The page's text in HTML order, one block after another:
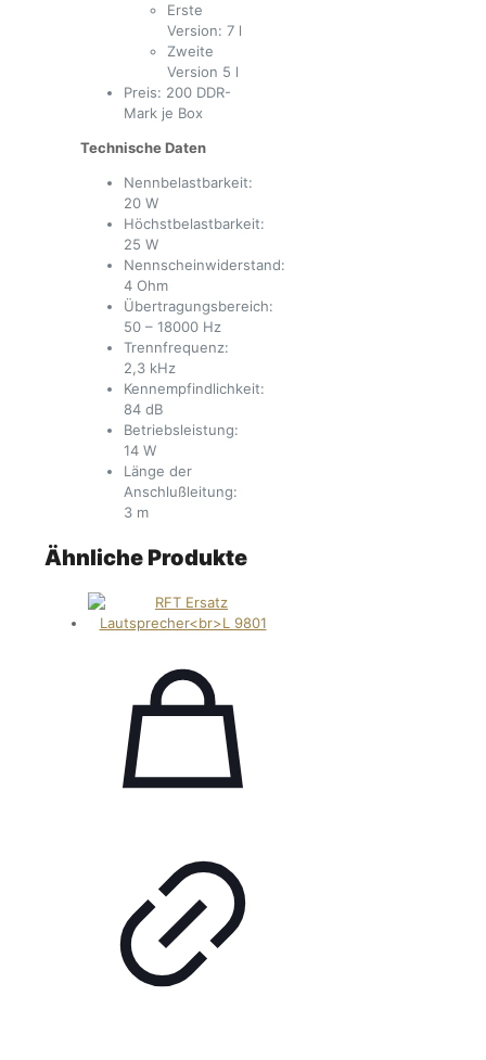
Erste
Version: 7 l
Zweite
Version 5 l
Preis: 200 DDR-
Mark je Box
Technische Daten
Nennbelastbarkeit:
20 W
Höchstbelastbarkeit:
25 W
Nennscheinwiderstand:
4 Ohm
Übertragungsbereich:
50 – 18000 Hz
Trennfrequenz:
2,3 kHz
Kennempfindlichkeit:
84 dB
Betriebsleistung:
14 W
Länge der
Anschlußleitung:
3 m
Ähnliche Produkte